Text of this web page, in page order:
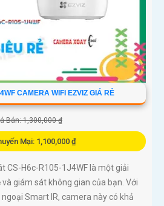
CAMERA WIFI EZVIZ GIÁ RẺ
Bán: 1,300,000 ₫
Mại: 1,100,000 ₫
CS-H6c-R105-1J4WF là một giải
giám sát không gian của bạn. Với
Smart IR, camera này có khả